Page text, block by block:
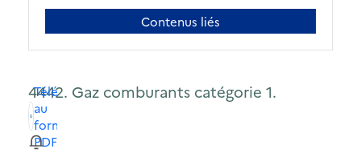
Contenus liés
4442. Gaz comburants catégorie 1.
Télécharger
au
format
PDF